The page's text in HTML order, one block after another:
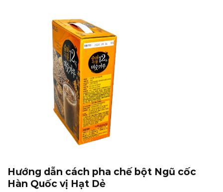
Hướng dẫn cách pha chế bột Ngũ cốc
Hàn Quốc vị Hạt Dẻ